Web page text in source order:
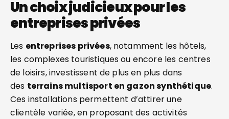
Un choix judicieux pour les
entreprises privées
Les entreprises privées, notamment les hôtels,
les complexes touristiques ou encore les centres
de loisirs, investissent de plus en plus dans
des terrains multisport en gazon synthétique.
Ces installations permettent d’attirer une
clientèle variée, en proposant des activités